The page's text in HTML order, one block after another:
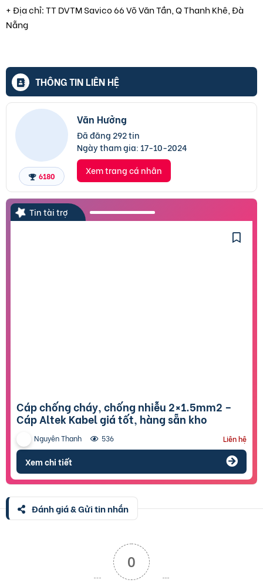
+ Địa chỉ: TT DVTM Savico 66 Võ Văn Tần, Q Thanh Khê, Đà
Nẵng
THÔNG TIN LIÊN HỆ
6180
Văn Hưởng
Đã đăng 292 tin
Ngày tham gia: 17-10-2024
Xem trang cá nhân
Tin tài trợ
Cáp chống cháy, chống nhiễu 2×1.5mm2 –
Cáp Altek Kabel giá tốt, hàng sẵn kho
Nguyên Thanh 536 Liên hệ
Xem chi tiết
Đánh giá & Gửi tin nhắn
0